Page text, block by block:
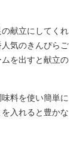
献立にしてくれ
気のきんぴらご
を出すと献立の
料を使い簡単に
入れると豊かな